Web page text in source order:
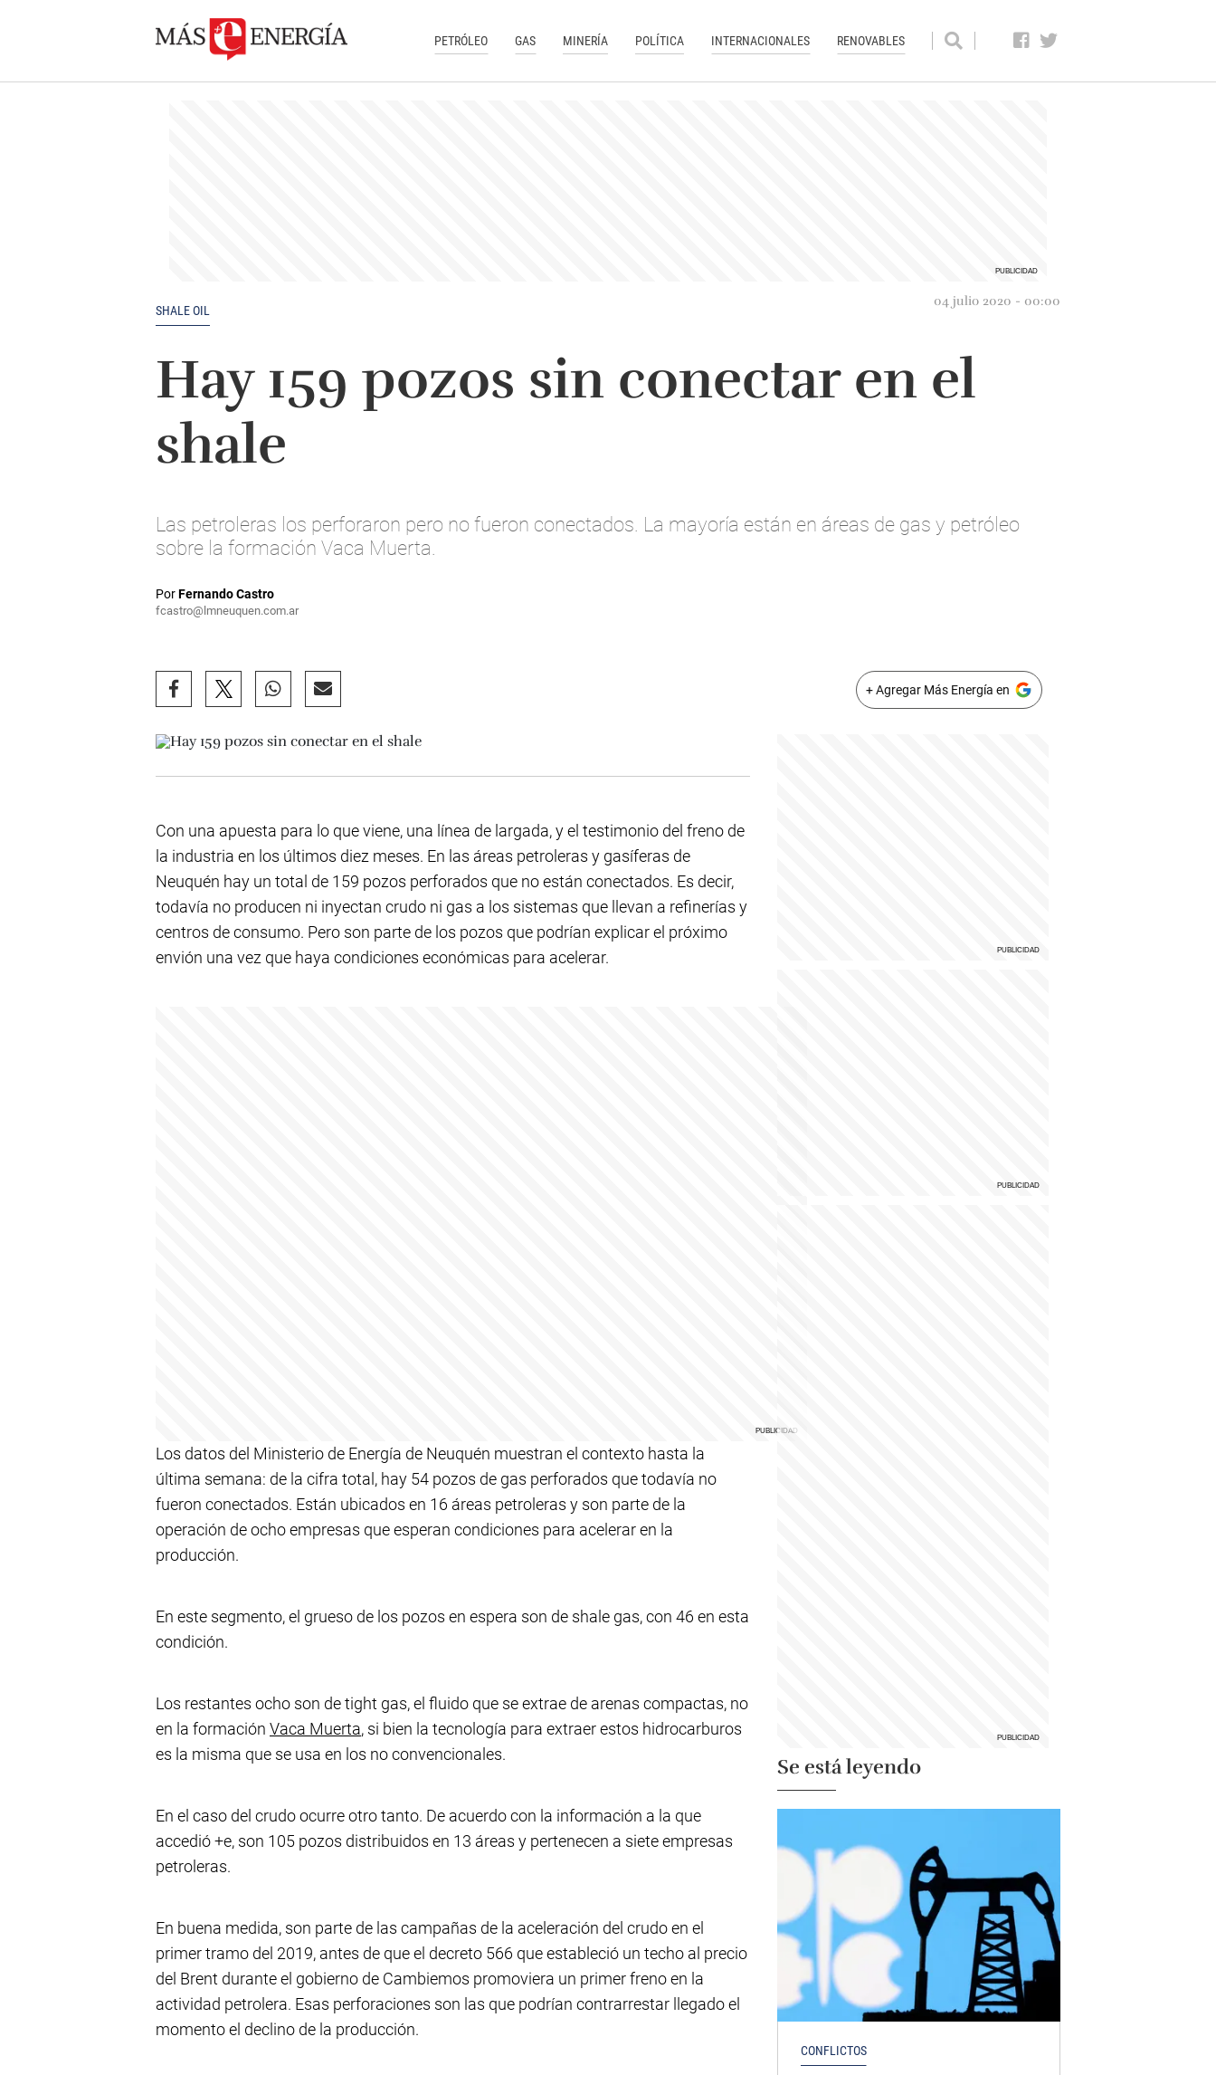
PETRÓLEO GAS MINERÍA POLÍTICA INTERNACIONALES RENOVABLES
SHALE OIL
04 julio 2020 - 00:00
Hay 159 pozos sin conectar en el
shale
Las petroleras los perforaron pero no fueron conectados. La mayoría están en áreas de gas y petróleo
sobre la formación Vaca Muerta.
PorFernando Castro
fcastro@lmneuquen.com.ar
+ Agregar Más Energía en
Con una apuesta para lo que viene, una línea de largada, y el testimonio del freno de
la industria en los últimos diez meses. En las áreas petroleras y gasíferas de
Neuquén hay un total de 159 pozos perforados que no están conectados. Es decir,
todavía no producen ni inyectan crudo ni gas a los sistemas que llevan a refinerías y
centros de consumo. Pero son parte de los pozos que podrían explicar el próximo
envión una vez que haya condiciones económicas para acelerar.
Los datos del Ministerio de Energía de Neuquén muestran el contexto hasta la
última semana: de la cifra total, hay 54 pozos de gas perforados que todavía no
fueron conectados. Están ubicados en 16 áreas petroleras y son parte de la
operación de ocho empresas que esperan condiciones para acelerar en la
producción.
En este segmento, el grueso de los pozos en espera son de shale gas, con 46 en esta
condición.
Los restantes ocho son de tight gas, el fluido que se extrae de arenas compactas, no
en la formación Vaca Muerta, si bien la tecnología para extraer estos hidrocarburos
es la misma que se usa en los no convencionales.
En el caso del crudo ocurre otro tanto. De acuerdo con la información a la que
accedió +e, son 105 pozos distribuidos en 13 áreas y pertenecen a siete empresas
petroleras.
En buena medida, son parte de las campañas de la aceleración del crudo en el
primer tramo del 2019, antes de que el decreto 566 que estableció un techo al precio
del Brent durante el gobierno de Cambiemos promoviera un primer freno en la
actividad petrolera. Esas perforaciones son las que podrían contrarrestar llegado el
momento el declino de la producción.
Se está leyendo
CONFLICTOS